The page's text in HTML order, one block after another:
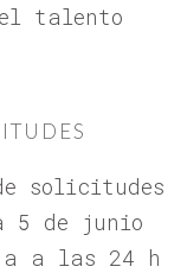
talento
solicitudes
5 de junio
a a las 24 h